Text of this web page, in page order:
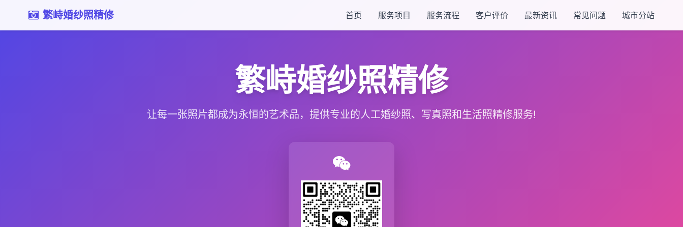
繁峙婚纱照精修 首页 服务项目 服务流程 客户评价 最新资讯 常见问题 城市分站
繁峙婚纱照精修
让每一张照片都成为永恒的艺术品，提供专业的人工婚纱照、写真照和生活照精修服务!